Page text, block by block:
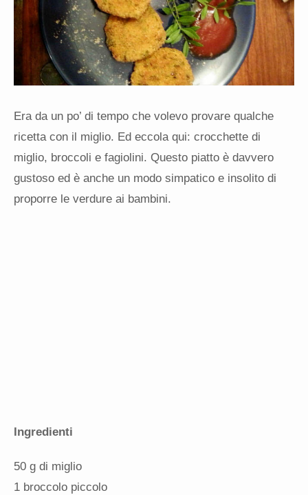
Era da un po’ di tempo che volevo provare qualche
ricetta con il miglio. Ed eccola qui: crocchette di
miglio, broccoli e fagiolini. Questo piatto è davvero
gustoso ed è anche un modo simpatico e insolito di
proporre le verdure ai bambini.
Ingredienti
50 g di miglio
1 broccolo piccolo